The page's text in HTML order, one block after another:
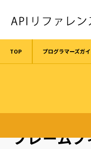
TOP プログラマーズガ
フレーム